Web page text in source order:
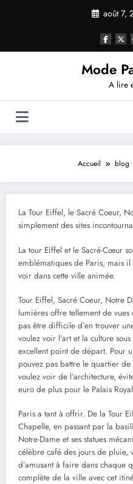
août 7,
Mode
A lire
Accueil blog
La Tour Eiffel, le Sacré Coeur,
simplement des sites
La tour Eiffel et le Sacré-Cœur
emblématiques de Paris, mais il
voir dans cette ville animée.
Tour Eiffel, Sacré Coeur, Notre
lumières offre tellement de
pas être difficile d’en trouver
voulez voir l’art et la culture
excellent point de départ. Pour
pouvez pas battre le quartier
voulez voir de l’architecture,
euro de plus pour le Palais
Paris a tant à offrir. De la Tour
Chapelle, en passant par la
Notre-Dame et ses statues
célèbre café des jours de pluie,
d’amusant à faire dans chaque
complète de la ville avec cet